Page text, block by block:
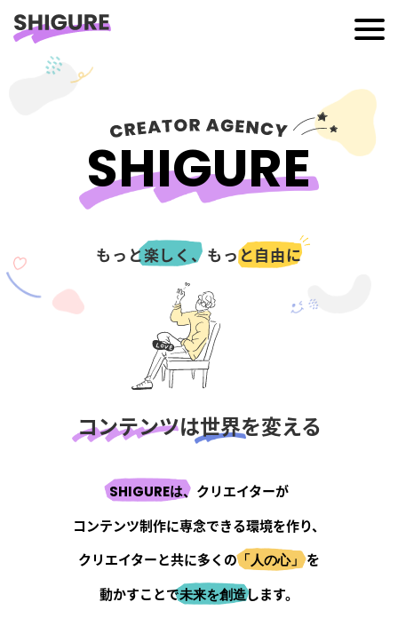
SHIGURE
もっと楽しく、 もっと自由に
コンテンツは世界を変える
SHIGUREは、クリエイターが
コンテンツ制作に専念できる環境を作り、
クリエイターと共に多くの「人の心」を
動かすことで未来を創造します。